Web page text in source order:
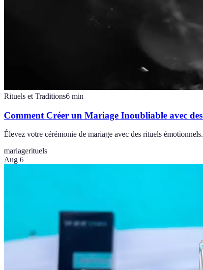
Rituels et Traditions6 min
Comment Créer un Mariage Inoubliable avec
Élevez votre cérémonie de mariage avec des rituels
mariagerituels
Aug 6